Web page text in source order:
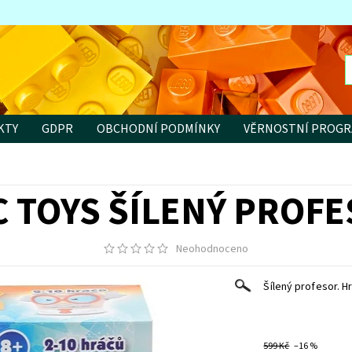
GDPR OBCHODNÍ PODMÍNKY VĚRNOSTNÍ
TOYS ŠÍLENÝ
Neohodnoceno
Šílený profesor.
599 Kč –16 %